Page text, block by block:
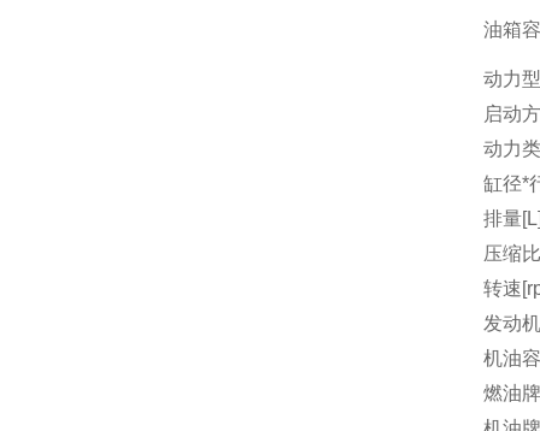
油箱
动力
启动
动力
缸径*
排量
压缩比
转速
发动
机油
燃油